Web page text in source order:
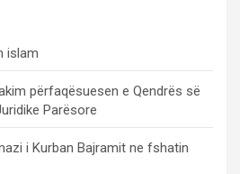
islam
përfaqësuesen e Qendrës së
Parësore
i Kurban Bajramit ne fshatin